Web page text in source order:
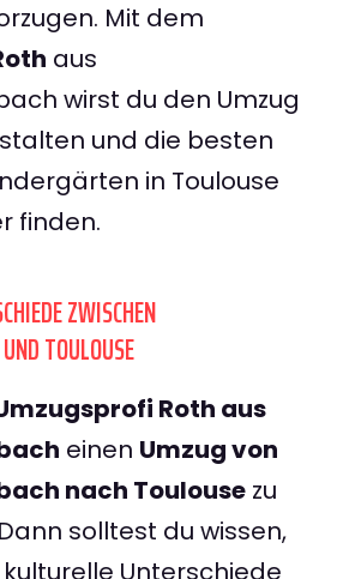
Mit dem
aus
wirst du den Umzug
und die besten
in Toulouse
finden.
ZWISCHEN
TOULOUSE
Roth aus
einen Umzug von
nach Toulouse zu
solltest du wissen,